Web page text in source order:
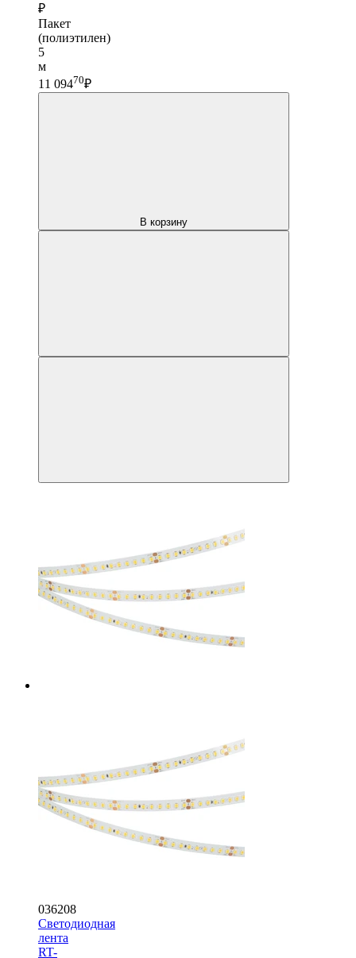
₽
Пакет
(полиэтилен)
5
м
11 09470₽
В корзину
036208
Светодиодная
лента
RT-